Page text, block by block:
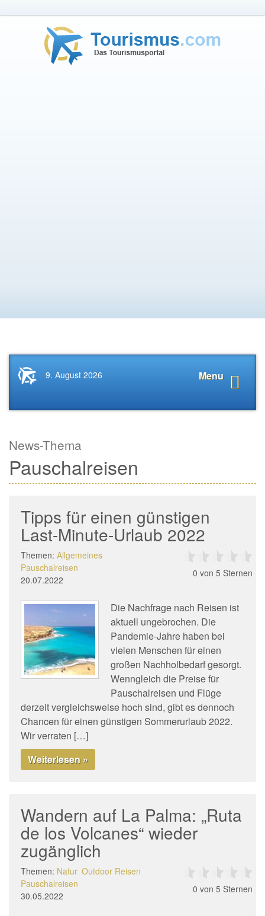
Startseite
News.Tourismus.com
Menu
9. August 2026
News-Thema
Pauschalreisen
Tipps für einen günstigen
Last-Minute-Urlaub 2022
Themen: Allgemeines
Pauschalreisen
20.07.2022
0 von 5 Sternen
Die Nachfrage nach Reisen ist
aktuell ungebrochen. Die
Pandemie-Jahre haben bei
vielen Menschen für einen
großen Nachholbedarf gesorgt.
Wenngleich die Preise für
Pauschalreisen und Flüge
derzeit vergleichsweise hoch sind, gibt es dennoch
Chancen für einen günstigen Sommerurlaub 2022.
Wir verraten […]
Weiterlesen »
Wandern auf La Palma: „Ruta
de los Volcanes“ wieder
zugänglich
Themen: Natur Outdoor Reisen
Pauschalreisen
30.05.2022
0 von 5 Sternen